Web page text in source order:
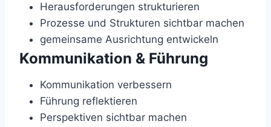
Herausforderungen strukturieren
Prozesse und Strukturen sichtbar machen
gemeinsame Ausrichtung entwickeln
Kommunikation & Führung
Kommunikation verbessern
Führung reflektieren
Perspektiven sichtbar machen